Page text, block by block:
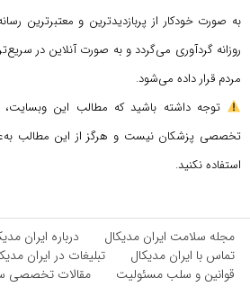
به صورت خودکار از پربازدیدترین و معتبرترین
روزانه گردآوری می‌گردد و به صورت آنلاین در
مردم قرار داده می‌شود.
توجه داشته باشید که مطالب این
تخصصی پزشکان نیست و هرگز از این مطالب
استفاده نکنید.
مجله سلامت ایران مدیکال
درباره ایران
تماس با ایران مدیکال
تبلیغات در ایران
قوانین و سلب مسئولیت
مقالات تخصصی